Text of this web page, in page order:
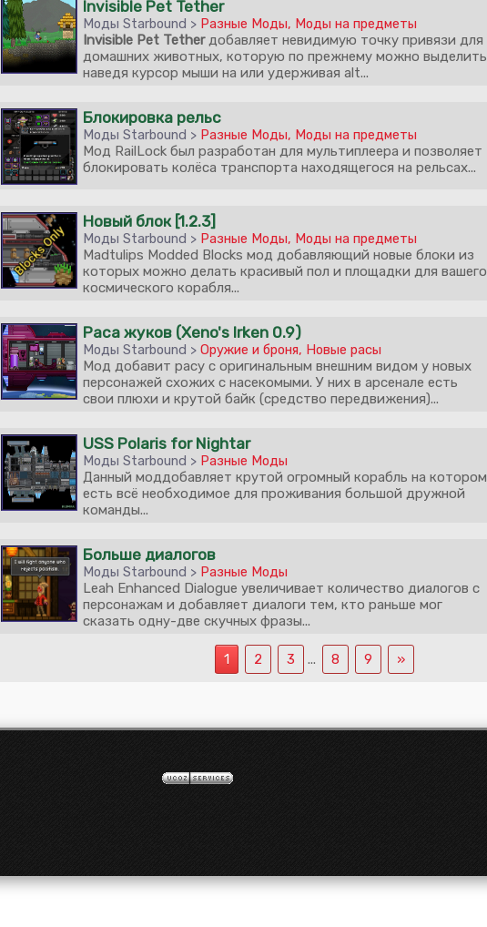
Invisible Pet Tether
Моды Starbound > Разные Моды, Моды на предметы
Invisible Pet Tetherдобавляет невидимую точку привязи для
домашних животных, которую по прежнему можно выделить
наведя курсор мыши на или удерживая alt...
Блокировка рельс
Моды Starbound > Разные Моды, Моды на предметы
Мод RailLock был разработан для мультиплеера и позволяет
блокировать колёса транспорта находящегося на рельсах...
Новый блок [1.2.3]
Моды Starbound > Разные Моды, Моды на предметы
Madtulips Modded Blocks мод добавляющий новые блоки из
которых можно делать красивый пол и площадки для вашего
космического корабля...
Раса жуков (Xeno's Irken 0.9)
Моды Starbound > Оружие и броня, Новые расы
Мод добавит расу с оригинальным внешним видом у новых
персонажей схожих с насекомыми. У них в арсенале есть
свои плюхи и крутой байк (средство передвижения)...
USS Polaris for Nightar
Моды Starbound > Разные Моды
Данный моддобавляет крутой огромный корабль на котором
есть всё необходимое для проживания большой дружной
команды...
Больше диалогов
Моды Starbound > Разные Моды
Leah Enhanced Dialogue увеличивает количество диалогов с
персонажам и добавляет диалоги тем, кто раньше мог
сказать одну-две скучных фразы...
1 2 3 ... 8 9 »